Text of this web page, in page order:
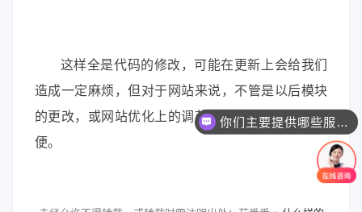
这样全是代码的修改，可能在更新上会给我们
造成一定麻烦，但对于网站来说，不管是以后模块
的更改，或网站优化上的调节都是提供了足够的方
便。
你们主要提供哪些服务？可以根据需求定制吗？